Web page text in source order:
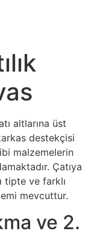
altlarına üst
destekçisi
malzemelerin
Çatıya
tipte ve farklı
mevcuttur.
ve 2.